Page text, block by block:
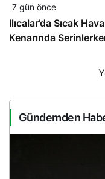
7 gün önce
Ilıcalar’da Sıcak
Kenarında
Gündemden